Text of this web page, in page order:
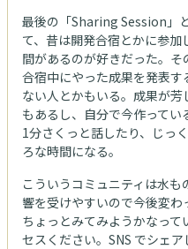
最後の「Sharing Session」
て、昔は開発合宿とかに参
間があるのが好きだった。
合宿中にやった成果を発表
ない人とかもいる。成果が
もあるし、自分で今作ってい
1分さくっと話したり、じっ
ろな時間になる。
こういうコミュニティは水
響を受けやすいので今後変わ
ちょっとみてみようかなっ
セスください。SNS でシェア